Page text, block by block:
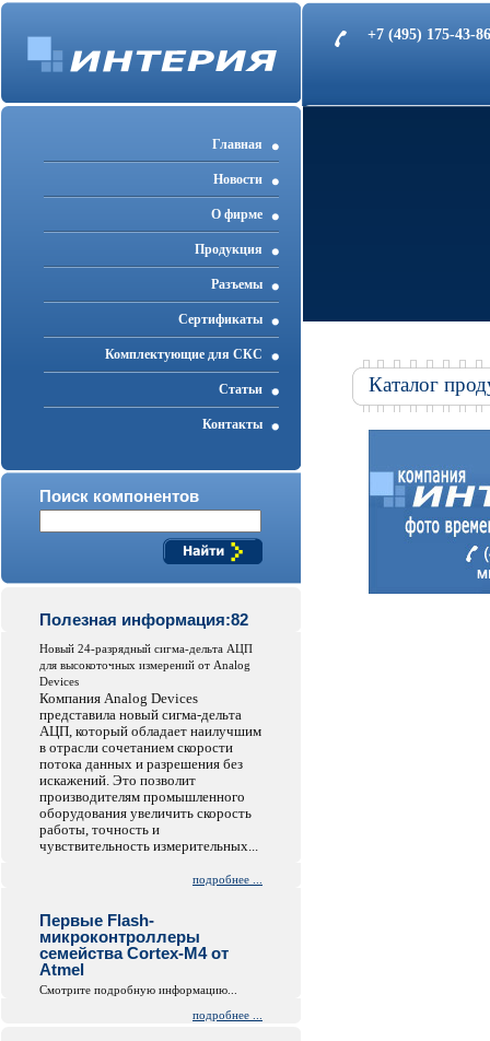
+7 (495) 175-43-
Главная
Новости
О фирме
Продукция
Разъемы
Cертификаты
Комплектующие для СКС
Статьи
Контакты
Поиск компонентов
Полезная информация:82
Новый 24-разрядный сигма-дельта АЦП
для высокоточных измерений от Analog
Devices
Компания Analog Devices
представила новый сигма-дельта
АЦП, который обладает наилучшим
в отрасли сочетанием скорости
потока данных и разрешения без
искажений. Это позволит
производителям промышленного
оборудования увеличить скорость
работы, точность и
чувствительность измерительных...
подробнее ...
Первые Flash-
микроконтроллеры
семейства Cortex-M4 от
Atmel
Смотрите подробную информацию...
подробнее ...
Каталог